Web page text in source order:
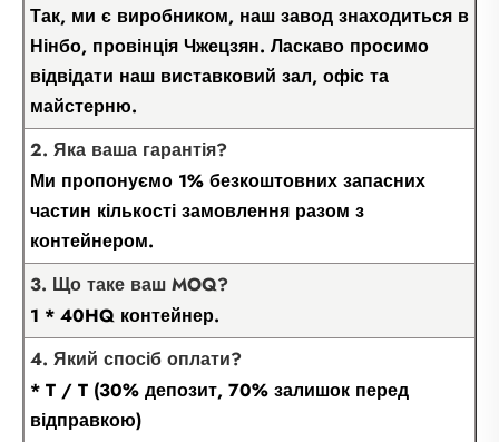
Так, ми є виробником, наш завод знаходиться в
Нінбо, провінція Чжецзян. Ласкаво просимо
відвідати наш виставковий зал, офіс та
майстерню.
2. Яка ваша гарантія?
Ми пропонуємо 1% безкоштовних запасних
частин кількості замовлення разом з
контейнером.
3. Що таке ваш MOQ?
1 * 40HQ контейнер.
4. Який спосіб оплати?
* T / T (30% депозит, 70% залишок перед
відправкою)